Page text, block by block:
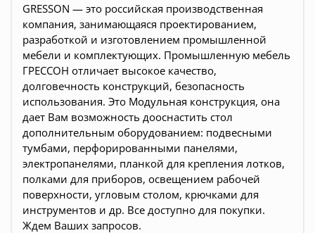
GRESSON — это российская производственная
компания, занимающаяся проектированием,
разработкой и изготовлением промышленной
мебели и комплектующих. Промышленную мебель
ГРЕССОН отличает высокое качество,
долговечность конструкций, безопасность
использования. Это Модульная конструкция, она
дает Вам возможность дооснастить стол
дополнительным оборудованием: подвесными
тумбами, перфорированными панелями,
электропанелями, планкой для крепления лотков,
полками для приборов, освещением рабочей
поверхности, угловым столом, крючками для
инструментов и др. Все доступно для покупки.
Ждем Ваших запросов.